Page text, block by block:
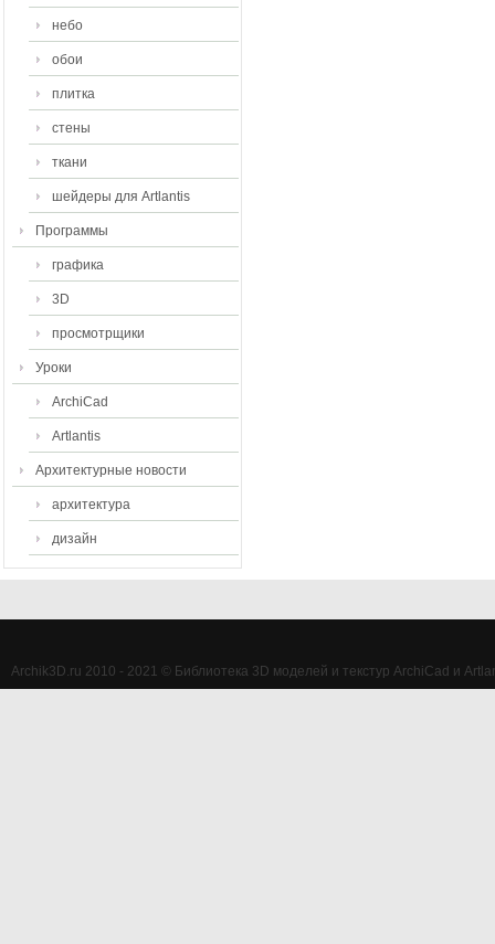
небо
обои
плитка
стены
ткани
шейдеры для Artlantis
Программы
графика
3D
просмотрщики
Уроки
ArchiCad
Artlantis
Архитектурные новости
архитектура
дизайн
Archik3D.ru 2010 - 2021 © Библиотека 3D моделей и текстур ArchiCad и